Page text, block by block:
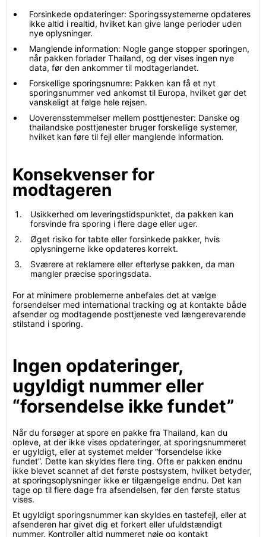
Forsinkede opdateringer: Sporingssystemerne opdateres
ikke altid i realtid, hvilket kan give lange perioder uden
nye oplysninger.
Manglende information: Nogle gange stopper sporingen,
når pakken forlader Thailand, og der vises ingen nye
data, før den ankommer til modtagerlandet.
Forskellige sporingsnumre: Pakken kan få et nyt
sporingsnummer ved ankomst til Europa, hvilket gør det
vanskeligt at følge hele rejsen.
Uoverensstemmelser mellem posttjenester: Danske og
thailandske posttjenester bruger forskellige systemer,
hvilket kan føre til fejl eller manglende information.
Konsekvenser for
modtageren
Usikkerhed om leveringstidspunktet, da pakken kan
forsvinde fra sporing i flere dage eller uger.
Øget risiko for tabte eller forsinkede pakker, hvis
oplysningerne ikke opdateres korrekt.
Sværere at reklamere eller efterlyse pakken, da man
mangler præcise sporingsdata.
For at minimere problemerne anbefales det at vælge
forsendelser med international tracking og at kontakte både
afsender og modtagende posttjeneste ved længerevarende
stilstand i sporing.
Ingen opdateringer,
ugyldigt nummer eller
“forsendelse ikke fundet”
Når du forsøger at spore en pakke fra Thailand, kan du
opleve, at der ikke vises opdateringer, at sporingsnummeret
er ugyldigt, eller at systemet melder “forsendelse ikke
fundet”. Dette kan skyldes flere ting. Ofte er pakken endnu
ikke blevet scannet af det første postsystem, hvilket betyder,
at sporingsoplysninger ikke er tilgængelige endnu. Det kan
tage op til flere dage fra afsendelsen, før den første status
vises.
Et ugyldigt sporingsnummer kan skyldes en tastefejl, eller at
afsenderen har givet dig et forkert eller ufuldstændigt
nummer. Kontroller altid nummeret nøje og kontakt